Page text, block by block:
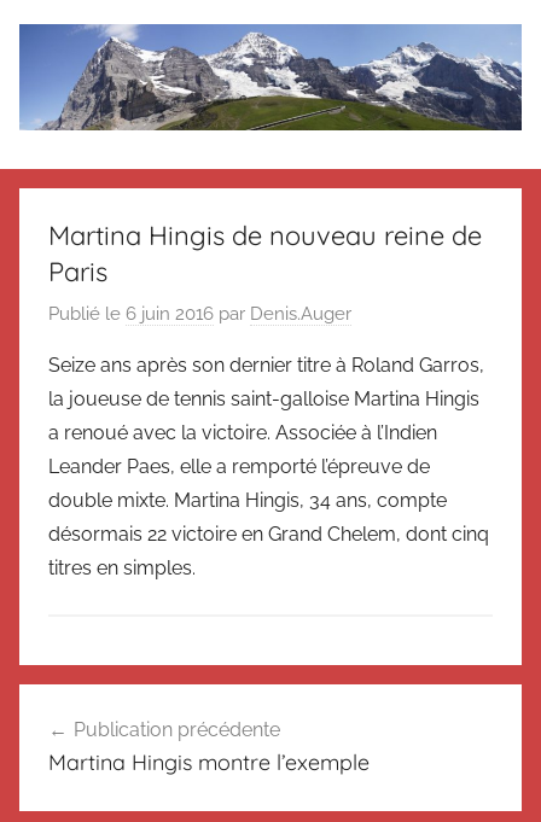
Le
blog
de
Suisse
Magazine
Suisse
Suisse
Magazine
Messager
Suisse
Martina Hingis de nouveau reine de
Paris
Publié le 6 juin 2016 par Denis.Auger
Seize ans après son dernier titre à Roland Garros,
la joueuse de tennis saint-galloise Martina Hingis
a renoué avec la victoire. Associée à l’Indien
Leander Paes, elle a remporté l’épreuve de
double mixte. Martina Hingis, 34 ans, compte
désormais 22 victoire en Grand Chelem, dont cinq
titres en simples.
N
c
l
de
Publication précédente
Martina Hingis montre l’exemple